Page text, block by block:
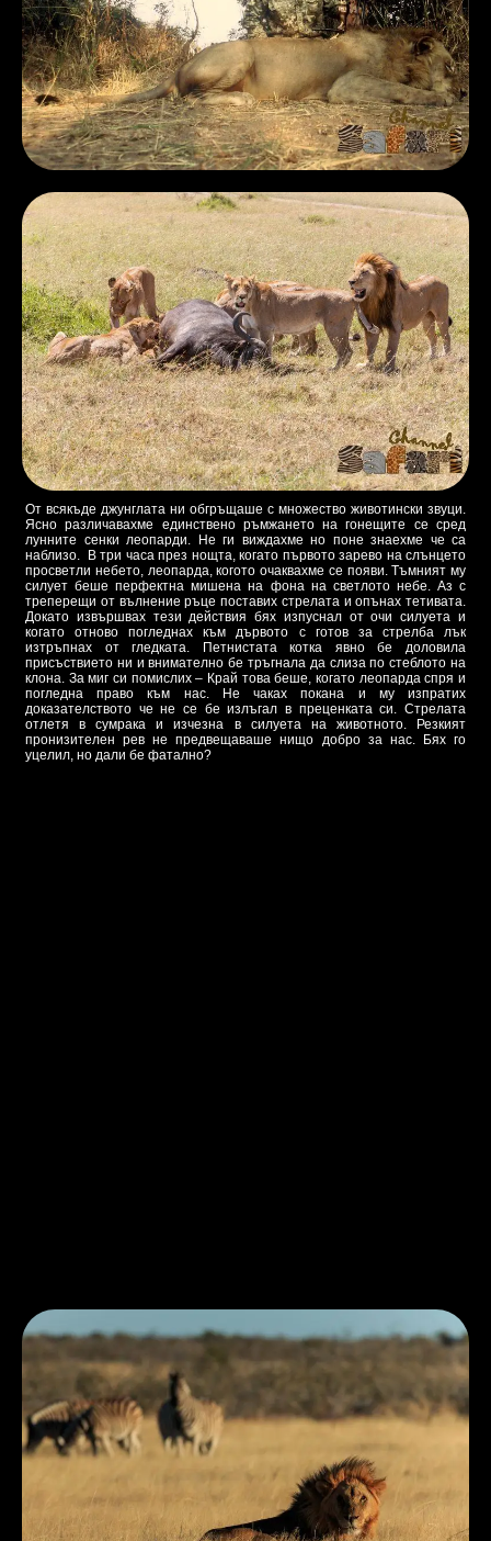
От всякъде джунглата ни обгръщаше с множество животински звуци.
Ясно различавахме единствено ръмжането на гонещите се сред
лунните сенки леопарди. Не ги виждахме но поне знаехме че са
наблизо. В три часа през нощта, когато първото зарево на слънцето
просветли небето, леопарда, когото очаквахме се появи. Тъмният му
силует беше перфектна мишена на фона на светлото небе. Аз с
треперещи от вълнение ръце поставих стрелата и опънах тетивата.
Докато извършвах тези действия бях изпуснал от очи силуета и
когато отново погледнах към дървото с готов за стрелба лък
изтръпнах от гледката. Петнистата котка явно бе доловила
присъствието ни и внимателно бе тръгнала да слиза по стеблото на
клона. За миг си помислих – Край това беше, когато леопарда спря и
погледна право към нас. Не чаках покана и му изпратих
доказателството че не се бе излъгал в преценката си. Стрелата
отлетя в сумрака и изчезна в силуета на животното. Резкият
пронизителен рев не предвещаваше нищо добро за нас. Бях го
уцелил, но дали бе фатално?